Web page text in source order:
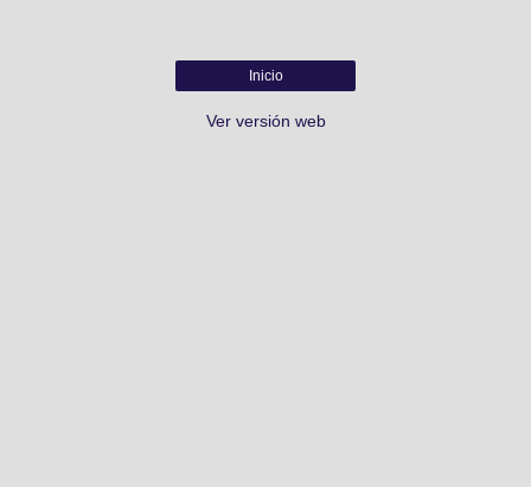
Inicio
Ver versión web